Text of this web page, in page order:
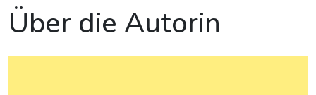
Über die Autorin